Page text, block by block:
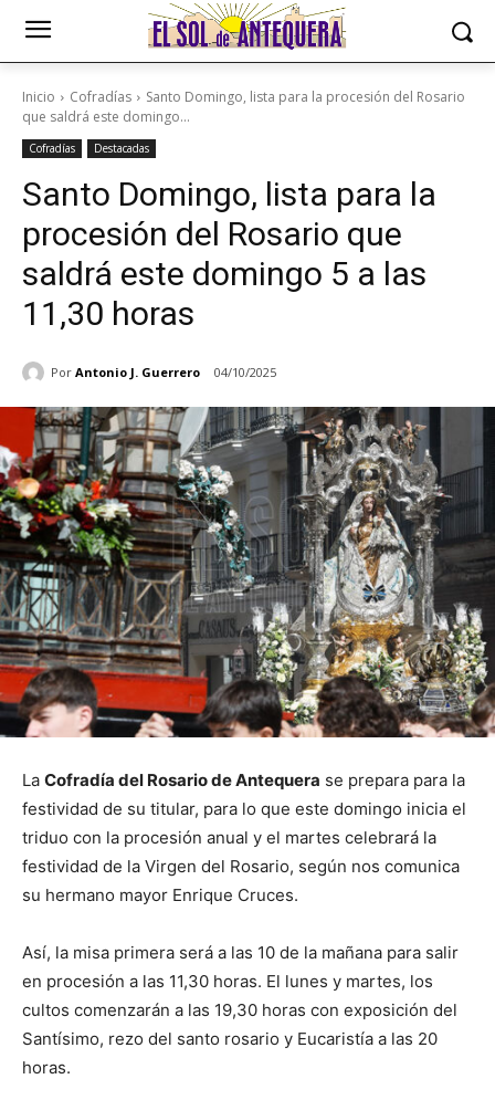
Inicio Cofradías
Santo Domingo, lista para la procesión del Rosario
que saldrá este domingo...
Cofradías Destacadas
Santo Domingo, lista para la
procesión del Rosario que
saldrá este domingo 5 a las
11,30 horas
Por Antonio J. Guerrero 04/10/2025
La Cofradía del Rosario de Antequera se prepara para la
festividad de su titular, para lo que este domingo inicia el
triduo con la procesión anual y el martes celebrará la
festividad de la Virgen del Rosario, según nos comunica
su hermano mayor Enrique Cruces.
Así, la misa primera será a las 10 de la mañana para salir
en procesión a las 11,30 horas. El lunes y martes, los
cultos comenzarán a las 19,30 horas con exposición del
Santísimo, rezo del santo rosario y Eucaristía a las 20
horas.